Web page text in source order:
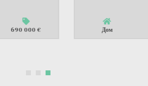
160,00 m 600 000 €